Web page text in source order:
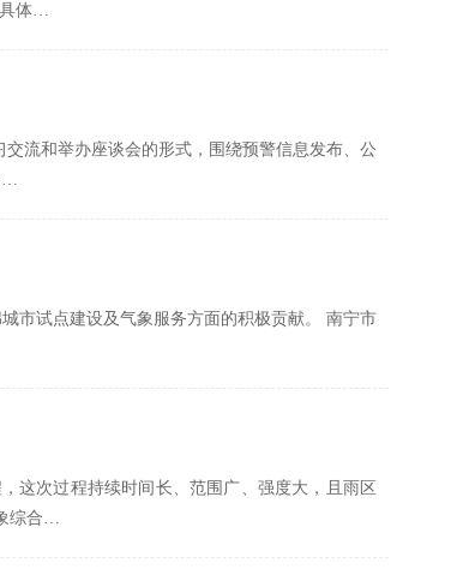
具体…
流和举办座谈会的形式，围绕预警信息发布、公
…
市试点建设及气象服务方面的积极贡献。 南宁市
这次过程持续时间长、范围广、强度大，且雨区
综合…